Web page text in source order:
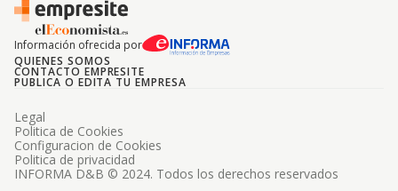
Información ofrecida por
QUIENES SOMOS
CONTACTO EMPRESITE
PUBLICA O EDITA TU EMPRESA
INFORMA D&B © 2024. Todos los derechos reservados
Legal
Politica de Cookies
Configuracion de Cookies
Politica de privacidad